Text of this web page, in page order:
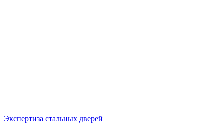
Экспертиза стальных дверей